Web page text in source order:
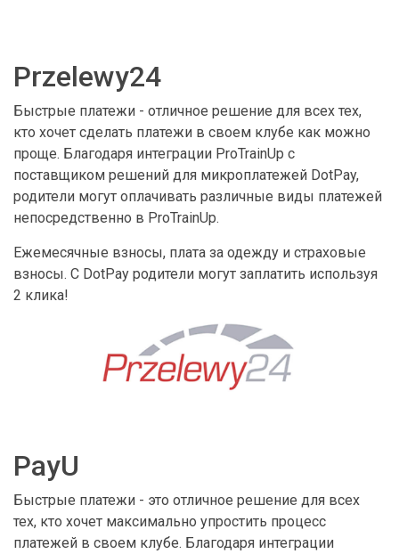
Przelewy24
Быстрые платежи - отличное решение для всех тех,
кто хочет сделать платежи в своем клубе как можно
проще. Благодаря интеграции ProTrainUp с
поставщиком решений для микроплатежей DotPay,
родители могут оплачивать различные виды платежей
непосредственно в ProTrainUp.
Ежемесячные взносы, плата за одежду и страховые
взносы. С DotPay родители могут заплатить используя
2 клика!
PayU
Быстрые платежи - это отличное решение для всех
тех, кто хочет максимально упростить процесс
платежей в своем клубе. Благодаря интеграции